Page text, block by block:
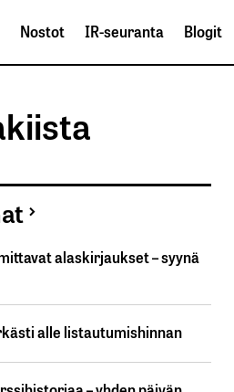
Nostot IR-seuranta Blogit
alaskirjaukset – syynä
alle listautumishinnan